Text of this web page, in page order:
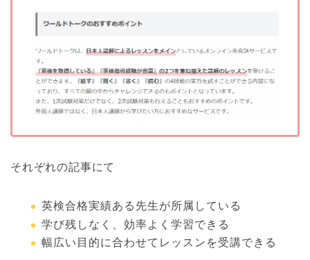
それぞれの記事にて
英検合格実績ある先生が所属している
学び残しなく、効率よく学習できる
幅広い目的に合わせてレッスンを受講できる